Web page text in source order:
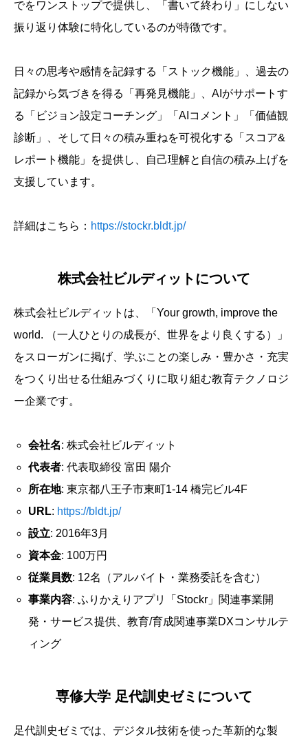
でをワンストップで提供し、「書いて終わり」にしない
振り返り体験に特化しているのが特徴です。
日々の思考や感情を記録する「ストック機能」、過去の
記録から気づきを得る「再発見機能」、AIがサポートす
る「ビジョン設定コーチング」「AIコメント」「価値観
診断」、そして日々の積み重ねを可視化する「スコア&
レポート機能」を提供し、自己理解と自信の積み上げを
支援しています。
詳細はこちら： https://stockr.bldt.jp/
株式会社ビルディットについて
株式会社ビルディットは、「Your growth, improve the
world. （一人ひとりの成長が、世界をより良くする）」
をスローガンに掲げ、学ぶことの楽しみ・豊かさ・充実
をつくり出せる仕組みづくりに取り組む教育テクノロジ
ー企業です。
会社名: 株式会社ビルディット
代表者: 代表取締役 富田 陽介
所在地: 東京都八王子市東町1-14 橋完ビル4F
URL: https://bldt.jp/
設立: 2016年3月
資本金: 100万円
従業員数: 12名（アルバイト・業務委託を含む）
事業内容: ふりかえりアプリ「Stockr」関連事業開
発・サービス提供、教育/育成関連事業DXコンサルテ
ィング
専修大学 足代訓史ゼミについて
足代訓史ゼミでは、デジタル技術を使った革新的な製